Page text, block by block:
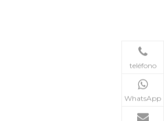
teléfono
WhatsApp